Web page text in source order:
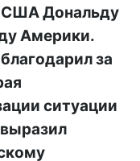
США Дональду
Америки.
за
ситуации